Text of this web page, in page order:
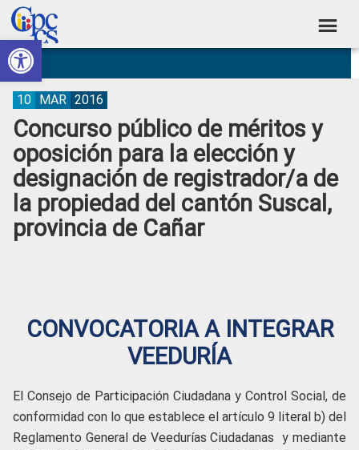
Abrir barra de herramientas
Skip
to
primary
navigation
Skip
to
main
content
Skip
to
primary
sidebar
Skip
to
footer
Consejo
de
Participación
Ciudadana
Control
Social
Construyendo
Poder
Ciudadano
Concurso público de méritos y
oposición para la elección y
designación de registrador/a de
la propiedad del cantón Suscal,
provincia de Cañar
10 MAR 2016
CONVOCATORIA A INTEGRAR
VEEDURÍA
El Consejo de Participación Ciudadana y Control Social, de
conformidad con lo que establece el artículo 9 literal b) del
Reglamento General de Veedurías Ciudadanas y mediante